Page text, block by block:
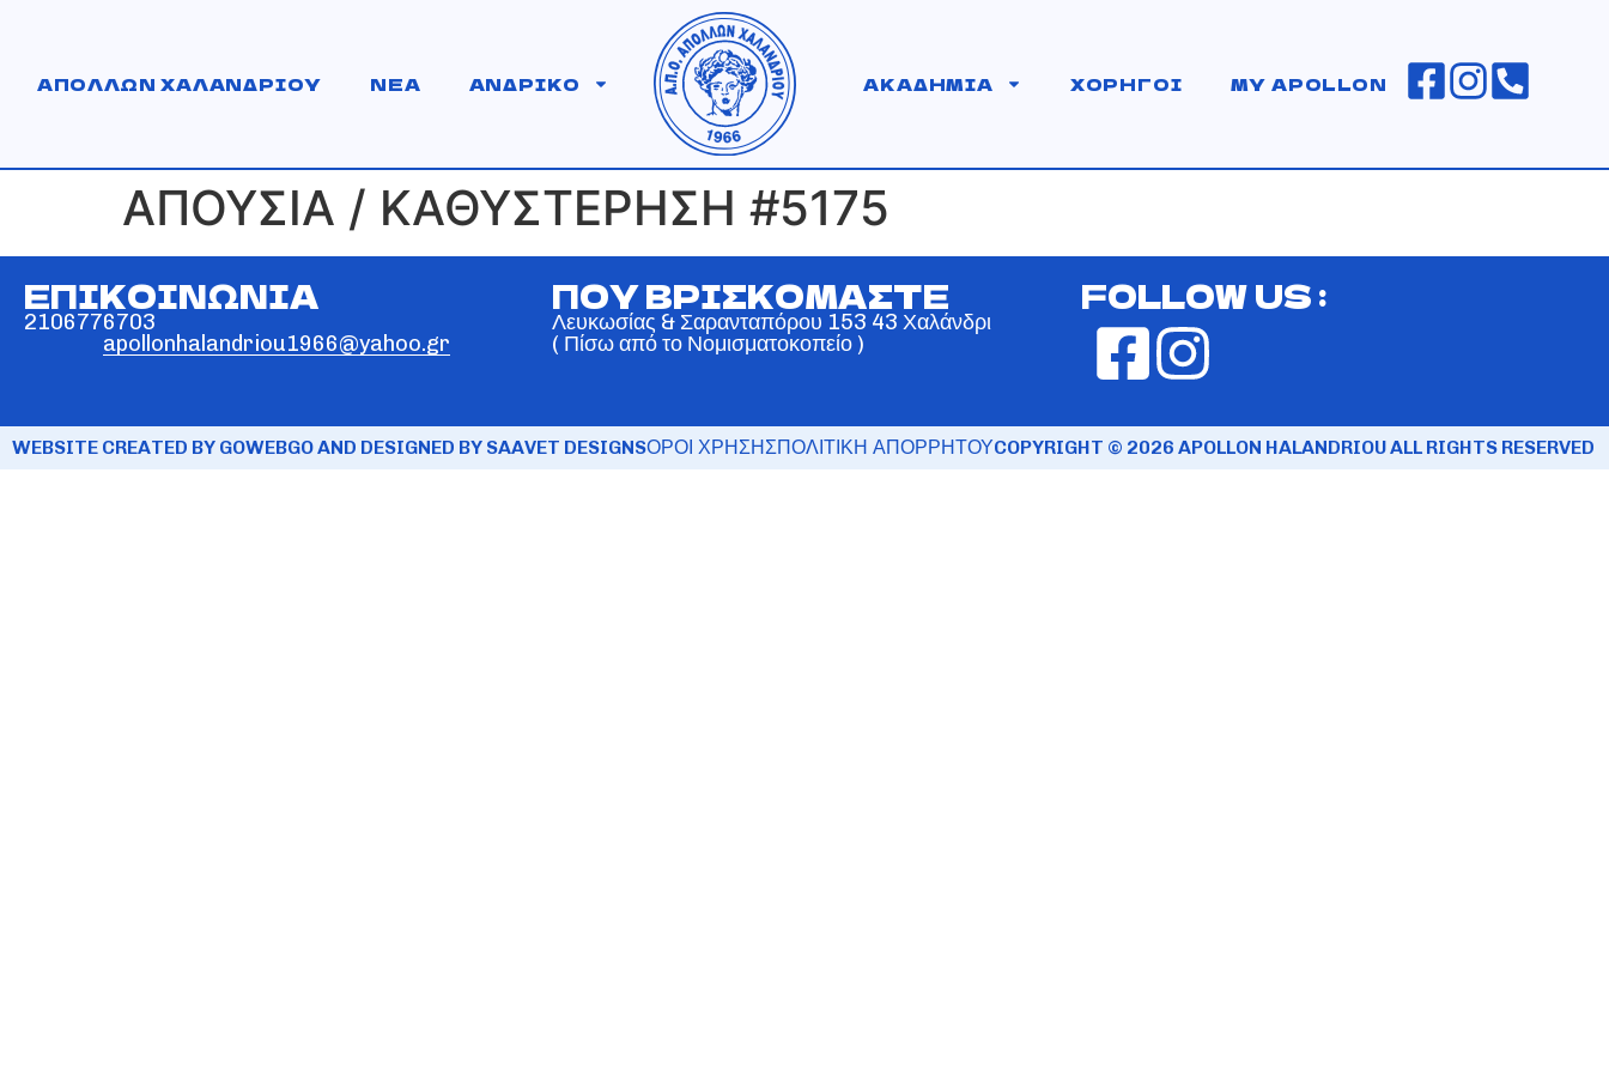
ΑΠΟΛΛΩΝ ΧΑΛΑΝΔΡΙΟΥ ΝΕΑ ΑΝΔΡΙΚΟ ΑΚΑΔΗΜΙΑ ΧΟΡΗΓΟΙ MY APOLLON
ΑΠΟΥΣΙΑ / ΚΑΘΥΣΤΕΡΗΣΗ #5175
ΕΠΙΚΟΙΝΩΝΙΑ
2106776703
apollonhalandriou1966@yahoo.gr
ΠΟΥ ΒΡΙΣΚΟΜΑΣΤΕ
Λευκωσίας & Σαρανταπόρου 153 43 Χαλάνδρι
( Πίσω από το Νομισματοκοπείο )
FOLLOW US :
WEBSITE CREATED BY GOWEBGO AND DESIGNED BY SAAVET DESIGNSΟΡΟΙ ΧΡΗΣΗΣΠΟΛΙΤΙΚΗ ΑΠΟΡΡΗΤΟΥCOPYRIGHT © 2026 APOLLON HALANDRIOU ALL RIGHTS RESERVED